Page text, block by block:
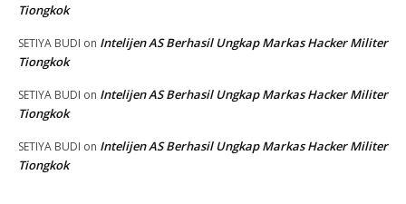
Tiongkok
SETIYA BUDI on Intelijen AS Berhasil Ungkap Markas Hacker Militer
Tiongkok
SETIYA BUDI on Intelijen AS Berhasil Ungkap Markas Hacker Militer
Tiongkok
SETIYA BUDI on Intelijen AS Berhasil Ungkap Markas Hacker Militer
Tiongkok